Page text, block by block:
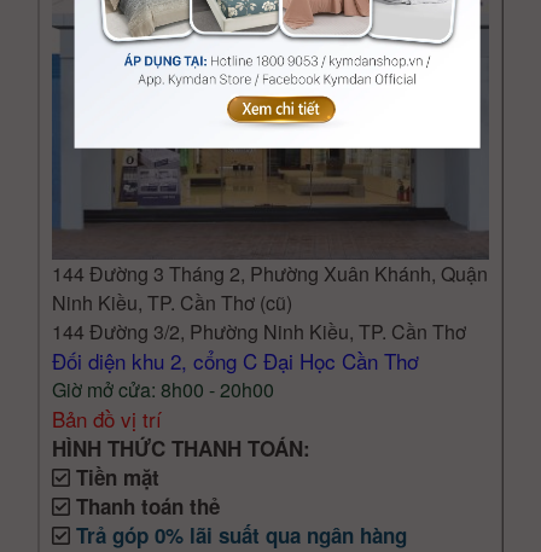
144 Đường 3 Tháng 2, Phường Xuân Khánh, Quận
Ninh Kiều, TP. Cần Thơ (cũ)
144 Đường 3/2, Phường Ninh Kiều, TP. Cần Thơ
Đối diện khu 2, cổng C Đại Học Cần Thơ
Giờ mở cửa: 8h00 - 20h00
Bản đồ vị trí
HÌNH THỨC THANH TOÁN:
Tiền mặt
Thanh toán thẻ
Trả góp 0% lãi suất qua ngân hàng